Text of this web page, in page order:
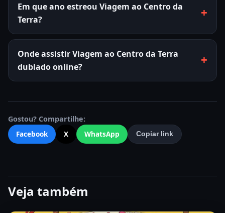
Em que ano estreou Viagem ao Centro da
Terra?
Onde assistir Viagem ao Centro da Terra
dublado online?
Gostou? Compartilhe:
Facebook
X WhatsApp Copiar link
Veja também